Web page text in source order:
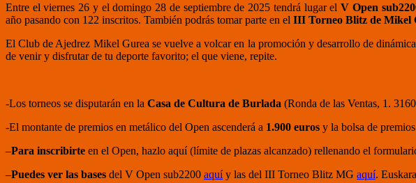
Entre el viernes 26 y el domingo 28 de septiembre de 2025 tendrá lugar el V Open
año pasando con 122 inscritos. También podrás tomar parte en el III Torneo Blitz de Mikel
El Club de Ajedrez Mikel Gurea se vuelve a volcar en la promoción y desarrollo de
de venir y disfrutar de tu deporte favorito; el que viene, repite.
-Los torneos se disputarán en la Casa de Cultura de Burlada (Ronda de las Ventas, 1.
-El montante de premios en metálico del Open ascenderá a 1.900 euros y la bolsa de
–Para inscribirte en el Open, hazlo aquí (límite de plazas alcanzado) rellenando el
–Puedes ver las bases del V Open sub2200 aquíy las del III Torneo Blitz MG aquí.